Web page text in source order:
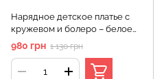
Нарядное детское платье с
кружевом и болеро – белое
праздничное платье Murat
Baby (9м, 73 см)
980 грн 1 130 грн